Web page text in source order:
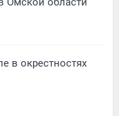
в окрестностях